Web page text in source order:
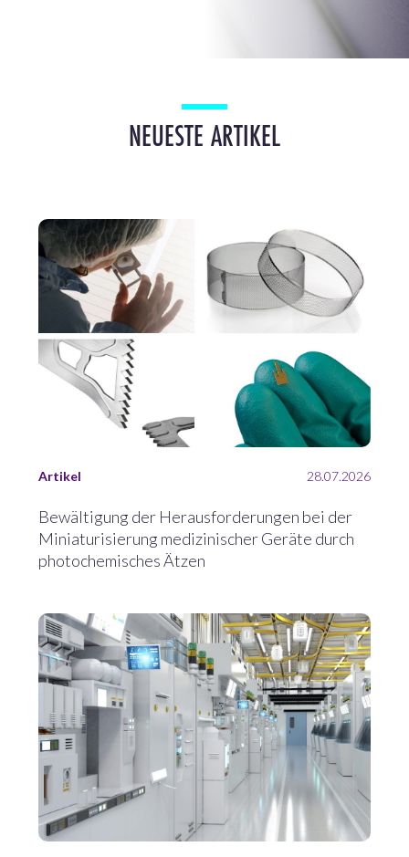
NEUESTE ARTIKEL
Artikel 28.07.2026
Bewältigung der Herausforderungen bei der
Miniaturisierung medizinischer Geräte durch
photochemisches Ätzen